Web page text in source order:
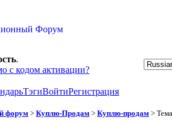
.
с кодом активации?
ТэгиВойтиРегистрация
форум > Куплю-Продам > Куплю-продам >